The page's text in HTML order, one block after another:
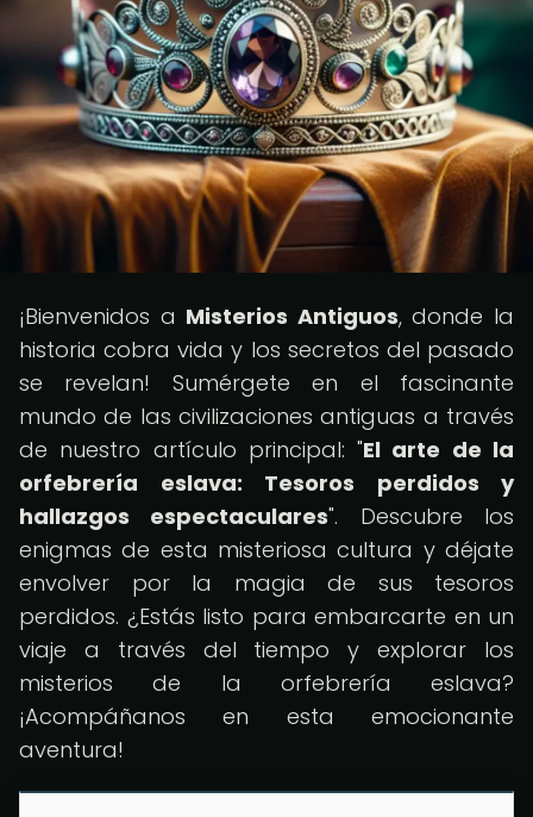
¡Bienvenidos a Misterios Antiguos, donde la
historia cobra vida y los secretos del pasado
se revelan! Sumérgete en el fascinante
mundo de las civilizaciones antiguas a través
de nuestro artículo principal: "El arte de la
orfebrería eslava: Tesoros perdidos y
hallazgos espectaculares". Descubre los
enigmas de esta misteriosa cultura y déjate
envolver por la magia de sus tesoros
perdidos. ¿Estás listo para embarcarte en un
viaje a través del tiempo y explorar los
misterios de la orfebrería eslava?
¡Acompáñanos en esta emocionante
aventura!